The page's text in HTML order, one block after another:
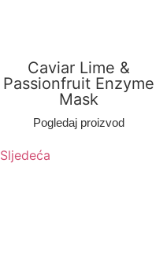
Caviar Lime &
Passionfruit Enzyme
Mask
Pogledaj proizvod
Sljedeća